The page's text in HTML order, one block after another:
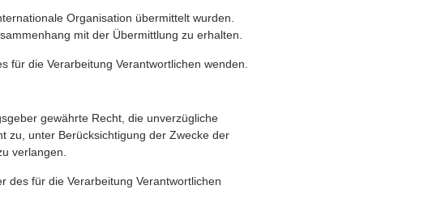
Organisation übermittelt wurden.
mit der Übermittlung zu erhalten.
für die Verarbeitung Verantwortlichen wenden.
gewährte Recht, die unverzügliche
zu, unter Berücksichtigung der Zwecke der
verlangen.
des für die Verarbeitung Verantwortlichen